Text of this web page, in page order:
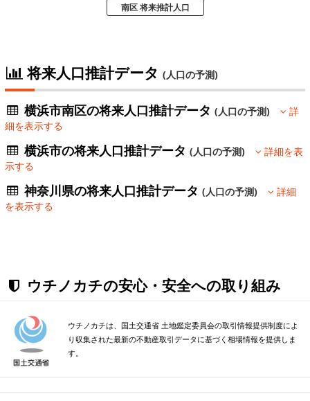
南区 将来推計人口
将来人口推計データ (人口の予測)
横浜市南区の将来人口推計データ(人口の予測)
詳
細を表示する
横浜市の将来人口推計データ(人口の予測)
詳細を表
示する
神奈川県の将来人口推計データ(人口の予測)
詳細
を表示する
ウチノカチの安心・安全への取り組み
ウチノカチは、国土交通省 土地鑑定委員会の取引情報提供制度によ
り収集された最新の不動産取引データに基づく相場情報を提供しま
す。